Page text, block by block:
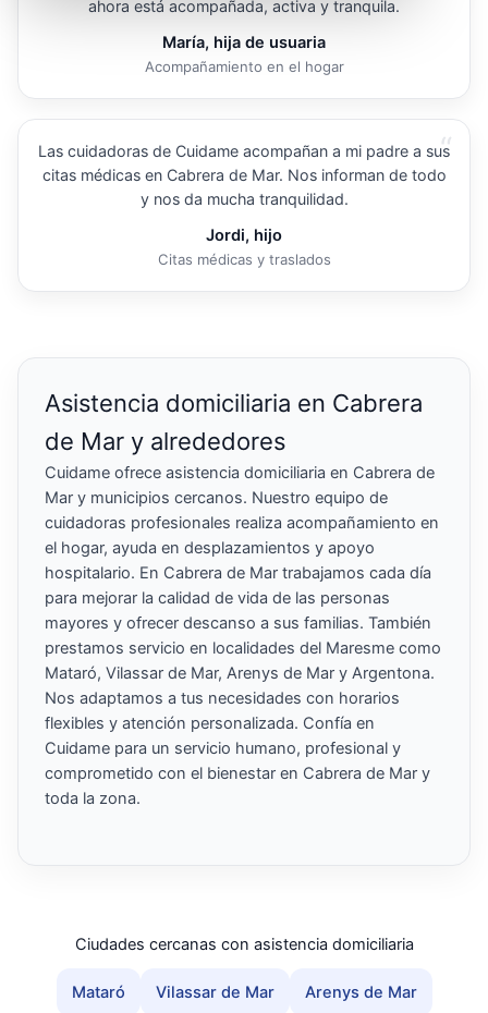
ahora está acompañada, activa y tranquila.
María, hija de usuaria
Acompañamiento en el hogar
“
Las cuidadoras de Cuidame acompañan a mi padre a sus
citas médicas en Cabrera de Mar. Nos informan de todo
y nos da mucha tranquilidad.
Jordi, hijo
Citas médicas y traslados
Asistencia domiciliaria en Cabrera
de Mar y alrededores
Cuidame ofrece asistencia domiciliaria en Cabrera de
Mar y municipios cercanos. Nuestro equipo de
cuidadoras profesionales realiza acompañamiento en
el hogar, ayuda en desplazamientos y apoyo
hospitalario. En Cabrera de Mar trabajamos cada día
para mejorar la calidad de vida de las personas
mayores y ofrecer descanso a sus familias. También
prestamos servicio en localidades del Maresme como
Mataró, Vilassar de Mar, Arenys de Mar y Argentona.
Nos adaptamos a tus necesidades con horarios
flexibles y atención personalizada. Confía en
Cuidame para un servicio humano, profesional y
comprometido con el bienestar en Cabrera de Mar y
toda la zona.
Ciudades cercanas con asistencia domiciliaria
Mataró Vilassar de Mar Arenys de Mar